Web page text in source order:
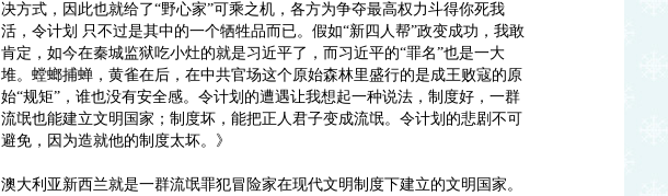
决方式，因此也就给了“野心家”可乘之机，各方为争夺最高权力斗得你死我
活，令计划 只不过是其中的一个牺牲品而已。假如“新四人帮”政变成功，我敢
肯定，如今在秦城监狱吃小灶的就是习近平了，而习近平的“罪名”也是一大
堆。螳螂捕蝉，黄雀在后，在中共官场这个原始森林里盛行的是成王败寇的原
始“规矩”，谁也没有安全感。令计划的遭遇让我想起一种说法，制度好，一群
流氓也能建立文明国家；制度坏，能把正人君子变成流氓。令计划的悲剧不可
避免，因为造就他的制度太坏。》
澳大利亚新西兰就是一群流氓罪犯冒险家在现代文明制度下建立的文明国家。